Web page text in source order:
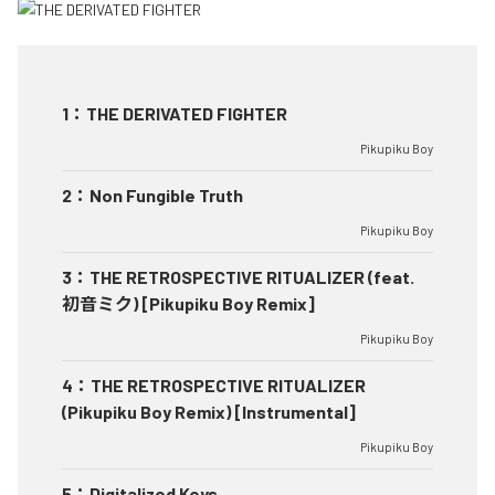
1 ： THE DERIVATED FIGHTER
Pikupiku Boy
2 ： Non Fungible Truth
Pikupiku Boy
3 ： THE RETROSPECTIVE RITUALIZER (feat.
初音ミク) [Pikupiku Boy Remix]
Pikupiku Boy
4 ： THE RETROSPECTIVE RITUALIZER
(Pikupiku Boy Remix) [Instrumental]
Pikupiku Boy